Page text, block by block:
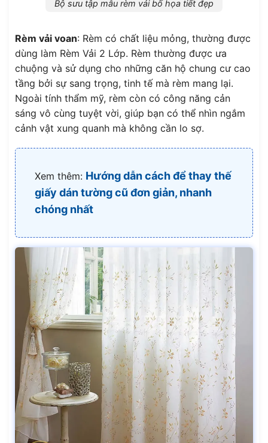
Bộ sưu tập mẫu rèm vải bố họa tiết đẹp
Rèm vải voan: Rèm có chất liệu mỏng, thường được
dùng làm Rèm Vải 2 Lớp. Rèm thường được ưa
chuộng và sử dụng cho những căn hộ chung cư cao
tầng bởi sự sang trọng, tinh tế mà rèm mang lại.
Ngoài tính thẩm mỹ, rèm còn có công năng cản
sáng vô cùng tuyệt vời, giúp bạn có thể nhìn ngắm
cảnh vật xung quanh mà không cần lo sợ.
Xem thêm: Hướng dẫn cách để thay thế
giấy dán tường cũ đơn giản, nhanh
chóng nhất